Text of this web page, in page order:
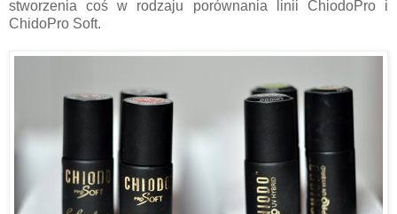
stworzenia coś w rodzaju porównania linii ChiodoPro i
ChidoPro Soft.